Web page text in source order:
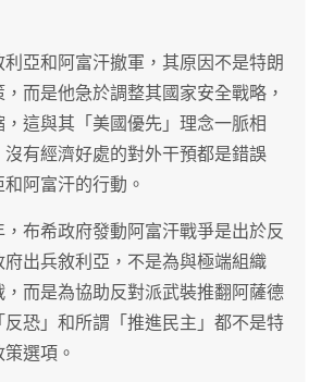
亞和阿富汗撤軍，其原因不是特朗
而是他急於調整其國家安全戰略，
這與其「美國優先」理念一脈相
有經濟好處的對外干預都是錯誤
阿富汗的行動。
布希政府發動阿富汗戰爭是出於反
出兵敘利亞，不是為與極端組織
，而是為協助反對派武裝推翻阿薩德
恐」和所謂「推進民主」都不是特
選項。